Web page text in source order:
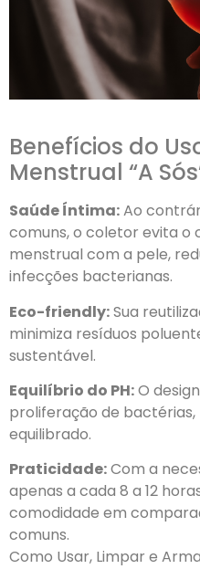
Benefícios do
Menstrual “A
Saúde Íntima:Ao
comuns, o coletor evita o
menstrual com a pele,
infecções bacterianas.
Eco-friendly:Sua
minimiza resíduos
sustentável.
Equilíbrio do PH:O
proliferação de bactérias,
equilibrado.
Praticidade:Com a
apenas a cada 8 a 12
comodidade em
comuns.
Como Usar, Limpar e